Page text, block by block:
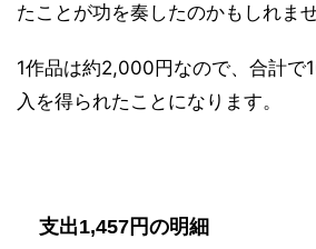
たことが功を奏したのかもしれませ
1作品は約2,000円なので、合計で
入を得られたことになります。
支出1,457円の明細